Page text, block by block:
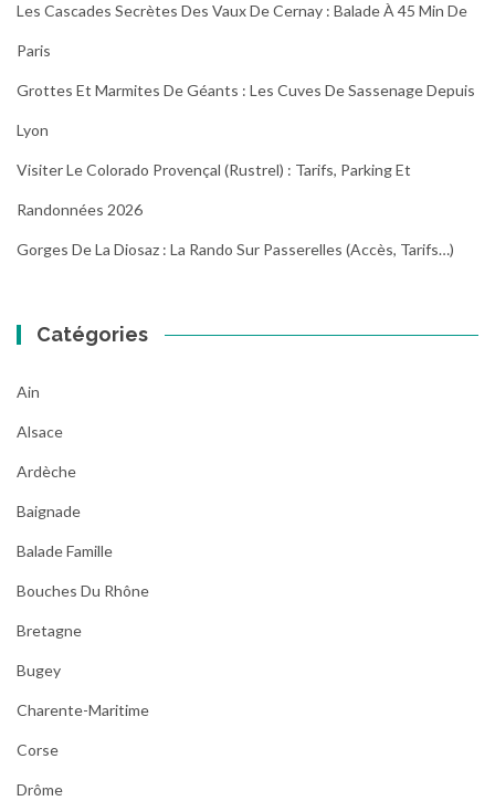
Les Cascades Secrètes Des Vaux De Cernay : Balade À 45 Min De
Paris
Grottes Et Marmites De Géants : Les Cuves De Sassenage Depuis
Lyon
Visiter Le Colorado Provençal (Rustrel) : Tarifs, Parking Et
Randonnées 2026
Gorges De La Diosaz : La Rando Sur Passerelles (Accès, Tarifs…)
Catégories
Ain
Alsace
Ardèche
Baignade
Balade Famille
Bouches Du Rhône
Bretagne
Bugey
Charente-Maritime
Corse
Drôme